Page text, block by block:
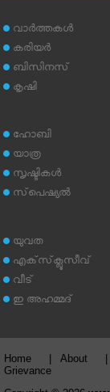
വാര്‍ത്തകള്‍
കരിയര്‍
ബിസിനസ്
കൃഷി
ഹോബി
യാത്ര
സൃഷ്ടികള്‍
സ്‌പെഷ്യല്‍
യുവത
എക്‌സ്‌ക്ലൂസീവ്
വീട്
ഇ അഹമ്മദ്‌
Home About
Grievance